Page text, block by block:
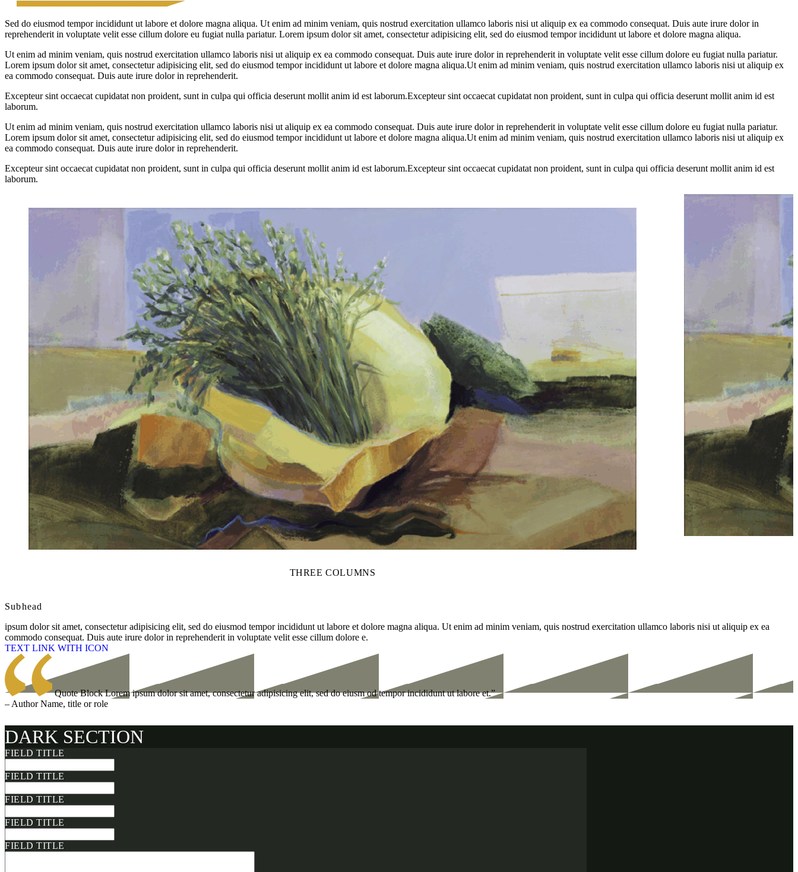
Sed do eiusmod tempor incididunt ut labore et dolore magna aliqua. Ut enim ad minim veniam, quis nostrud exercitation ullamco laboris nisi ut aliquip ex ea commodo consequat. Duis aute irure dolor in
reprehenderit in voluptate velit esse cillum dolore eu fugiat nulla pariatur. Lorem ipsum dolor sit amet, consectetur adipisicing elit, sed do eiusmod tempor incididunt ut labore et dolore magna aliqua.
Ut enim ad minim veniam, quis nostrud exercitation ullamco laboris nisi ut aliquip ex ea commodo consequat. Duis aute irure dolor in reprehenderit in voluptate velit esse cillum dolore eu fugiat nulla pariatur.
Lorem ipsum dolor sit amet, consectetur adipisicing elit, sed do eiusmod tempor incididunt ut labore et dolore magna aliqua.Ut enim ad minim veniam, quis nostrud exercitation ullamco laboris nisi ut aliquip ex
ea commodo consequat. Duis aute irure dolor in reprehenderit.
Excepteur sint occaecat cupidatat non proident, sunt in culpa qui officia deserunt mollit anim id est laborum.Excepteur sint occaecat cupidatat non proident, sunt in culpa qui officia deserunt mollit anim id est
laborum.
Ut enim ad minim veniam, quis nostrud exercitation ullamco laboris nisi ut aliquip ex ea commodo consequat. Duis aute irure dolor in reprehenderit in voluptate velit esse cillum dolore eu fugiat nulla pariatur.
Lorem ipsum dolor sit amet, consectetur adipisicing elit, sed do eiusmod tempor incididunt ut labore et dolore magna aliqua.Ut enim ad minim veniam, quis nostrud exercitation ullamco laboris nisi ut aliquip ex
ea commodo consequat. Duis aute irure dolor in reprehenderit.
Excepteur sint occaecat cupidatat non proident, sunt in culpa qui officia deserunt mollit anim id est laborum.Excepteur sint occaecat cupidatat non proident, sunt in culpa qui officia deserunt mollit anim id est
laborum.
THREE COLUMNS
Subhead
ipsum dolor sit amet, consectetur adipisicing elit, sed do eiusmod tempor incididunt ut labore et dolore magna aliqua. Ut enim ad minim veniam, quis nostrud exercitation ullamco laboris nisi ut aliquip ex ea
commodo consequat. Duis aute irure dolor in reprehenderit in voluptate velit esse cillum dolore e.
TEXT LINK WITH ICON
Quote Block Lorem ipsum dolor sit amet, consectetur adipisicing elit, sed do eiusm od tempor incididunt ut labore et.”
– Author Name, title or role
DARK SECTION
FIELD TITLE
FIELD TITLE
FIELD TITLE
FIELD TITLE
FIELD TITLE